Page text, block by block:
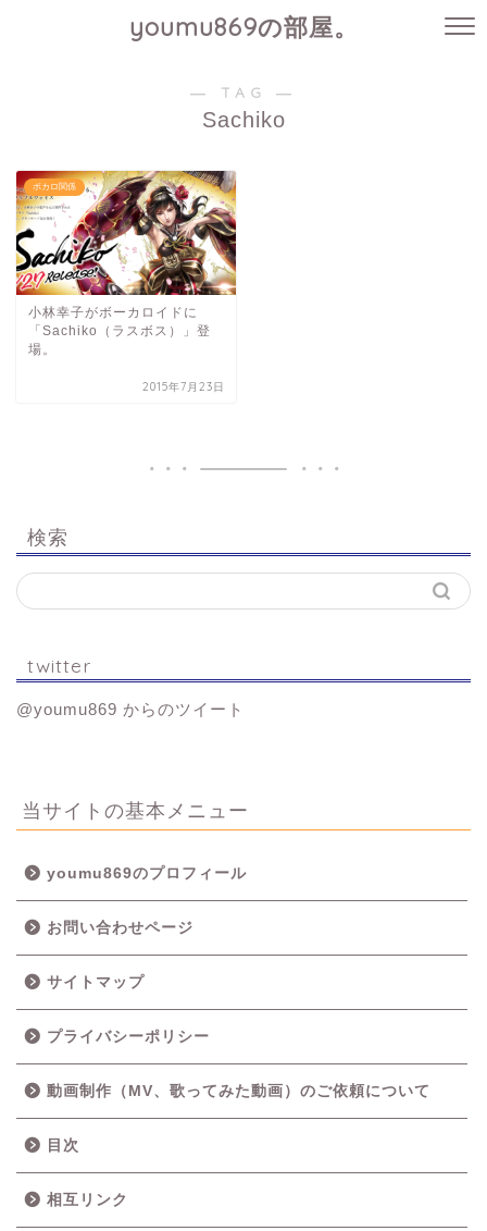
youmu869の部屋。
― TAG ―
Sachiko
ボカロ関係
小林幸子がボーカロイドに
「Sachiko（ラスボス）」登
場。
2015年7月23日
検索
twitter
@youmu869 からのツイート
当サイトの基本メニュー
youmu869のプロフィール
お問い合わせページ
サイトマップ
プライバシーポリシー
動画制作（MV、歌ってみた動画）のご依頼について
目次
相互リンク